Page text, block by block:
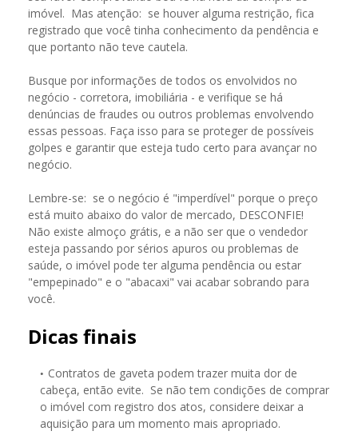
imóvel. Mas atenção: se houver alguma restrição, fica
registrado que você tinha conhecimento da pendência e
que portanto não teve cautela.
Busque por informações de todos os envolvidos no
negócio - corretora, imobiliária - e verifique se há
denúncias de fraudes ou outros problemas envolvendo
essas pessoas. Faça isso para se proteger de possíveis
golpes e garantir que esteja tudo certo para avançar no
negócio.
Lembre-se: se o negócio é "imperdível" porque o preço
está muito abaixo do valor de mercado, DESCONFIE!
Não existe almoço grátis, e a não ser que o vendedor
esteja passando por sérios apuros ou problemas de
saúde, o imóvel pode ter alguma pendência ou estar
"empepinado" e o "abacaxi" vai acabar sobrando para
você.
Dicas finais
Contratos de gaveta podem trazer muita dor de
cabeça, então evite. Se não tem condições de comprar
o imóvel com registro dos atos, considere deixar a
aquisição para um momento mais apropriado.